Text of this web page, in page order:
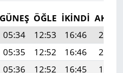
GÜNEŞ ÖĞLE İKINDI
05:34 12:53 16:46
20:01
05:35 12:52 16:46
20:00
05:36 12:52 16:45
19:58